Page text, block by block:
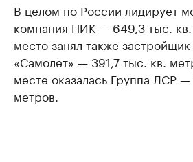
В целом по России лидирует
компания ПИК — 649,3 тыс.
место занял также
«Самолет» — 391,7 тыс. кв.
месте оказалась Группа ЛСР
метров.